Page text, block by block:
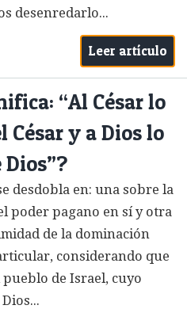
desenredarlo...
Leer artículo
“Al César lo
César y a Dios lo
Dios”?
desdobla en: una sobre la
poder pagano en sí y otra
de la dominación
considerando que
de Israel, cuyo